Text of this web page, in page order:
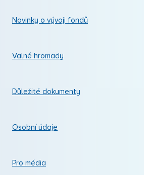
Novinky o vývoji fondů
Valné hromady
Důležité dokumenty
Osobní údaje
Pro média